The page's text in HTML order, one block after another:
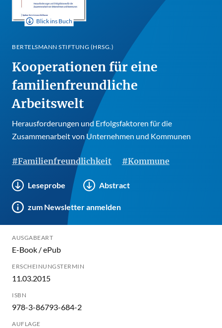
Blick ins Buch
BERTELSMANN STIFTUNG (HRSG.)
Kooperationen für eine
familienfreundliche
Arbeitswelt
Herausforderungen und Erfolgsfaktoren für die
Zusammenarbeit von Unternehmen und Kommunen
#Familienfreundlichkeit #Kommune
Leseprobe Abstract
zum Newsletter anmelden
AUSGABEART
E-Book / ePub
ERSCHEINUNGSTERMIN
11.03.2015
ISBN
978-3-86793-684-2
AUFLAGE